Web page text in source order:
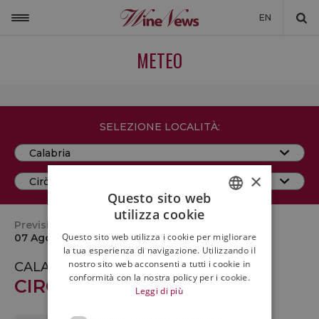
EN
NON SOLO VINO
LA CANTINA DI WINENEWS
DICONO DI NOI
WINENEWS TV
METEO
SELEZIONE LOCALITÀ:
Previsioni del tempo per oggi
07 Agosto ore 17:00
CALABRIA
CIRÒ (KR)
ENGLISH
×
Questo sito web
utilizza cookie
Questo sito web utilizza i cookie per migliorare
la tua esperienza di navigazione. Utilizzando il
nostro sito web acconsenti a tutti i cookie in
conformità con la nostra policy per i cookie.
Leggi di più